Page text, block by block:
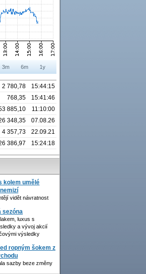
3m 6m 1y
2 780,78
15:44:15
768,35
15:41:46
885,10
11:10:00
348,35
07.08.26
4 357,73
22.09.21
386,97 15:24:18
kolem umělé
vidět návratnost
sezóna
luxus s
a vývoj akcií
výsledky
ropným šokem z
sazby beze změny